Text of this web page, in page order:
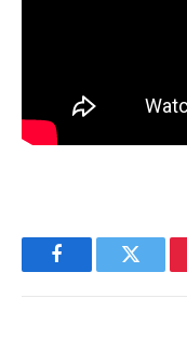
FacebookTwitter